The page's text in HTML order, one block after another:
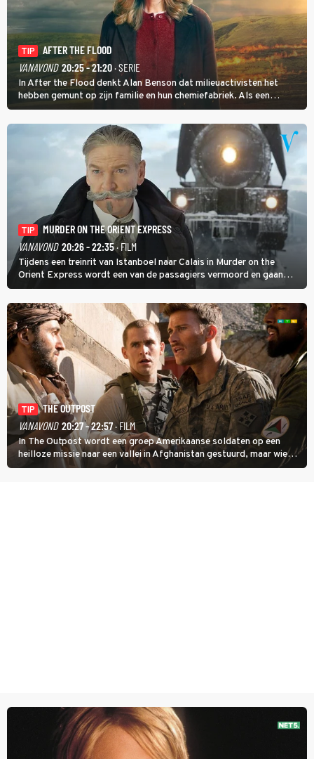
TIP
AFTER THE FLOOD
VANAVOND 20:25 - 21:20· SERIE
In After the Flood denkt Alan Benson dat milieuactivisten het
hebben gemunt op zijn familie en hun chemiefabriek. Als een
brandende boodschap in het veen de boel op scherp zet, besluit
Jo Marshall de jonge Finn Allen aan de tand te voelen.
TIP
MURDER ON THE ORIENT EXPRESS
VANAVOND 20:26 - 22:35· FILM
Tijdens een treinrit van Istanboel naar Calais in Murder on the
Orient Express wordt een van de passagiers vermoord en gaan
detective Hercule Poirot en zijn snor uitzoeken wie van de andere
treinreizigers de dader is.
TIP
THE OUTPOST
VANAVOND 20:27 - 22:57· FILM
In The Outpost wordt een groep Amerikaanse soldaten op een
heilloze missie naar een vallei in Afghanistan gestuurd, maar wie
overleeft daar een aanval?